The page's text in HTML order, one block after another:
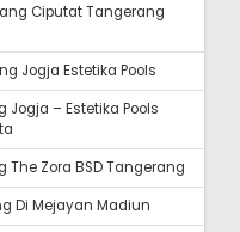
Ciputat Tangerang
Jogja Estetika Pools
Jogja – Estetika Pools
The Zora BSD Tangerang
Di Mejayan Madiun